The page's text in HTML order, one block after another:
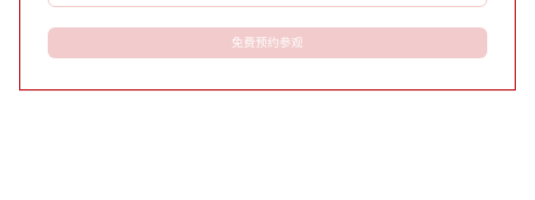
免费预约参观